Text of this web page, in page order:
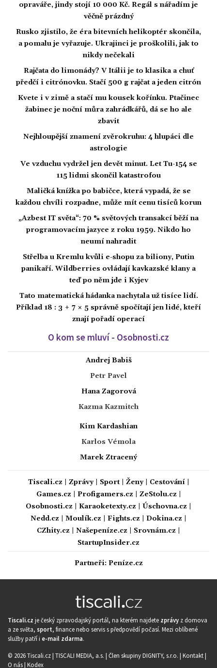
opraváře, jindy stojí 10 000 Kč. Regál s nářadím je
věčně prázdný
Rusko zjistilo, že éra bitevních helikoptér skončila,
a pomalu je vyřazuje. Ukrajinci je proškolili, jak to
nikdy nečekali
Rajčata do limonády? V Itálii je to klasika a chuť
předčí i citrónovku. Stačí 500 g rajčat a jeden citrón
Kvete i v zimě a stačí mu kousek kořínku. Ptačinec
žabinec je noční můra zahrádkářů, dá se ho ale
zbavit
Nejhloupější znamení zvěrokruhu: 4 hlupáci dle
astrologie
Ve vzduchu vydržel jen devět minut. Let Tu-154 se
115 lidmi skončil katastrofou
Maličká knížka po babičce, která vypadá, že se
každou chvíli rozpadne, může mít cenu tisíců korun
„Azbest IT světa“: 70 % světových transakcí běží na
programovacím jazyce z roku 1959. Nikdo ho
neumí nahradit
Střelba u Kremlu kvůli e-shopu za biliony, Putin
panikaří. Wildberries ovládají kavkazské klany a
teď po něm jde i Kyjev
Tato matematická hádanka nachytala už tisíce lidí.
Příklad 18 : 3 + 7 × 5 správně spočítají jen lidé, kteří
znají pořadí operací
O kom se mluví - Osobnosti.cz
Andrej Babiš
Petr Pavel
Hana Zagorová
Kazma Kazmitch
Kim Kardashian
Karlos Vémola
Marek Ztracený
Tiscali.cz Zprávy| Sport| Ženy| Cestování|
Games.cz
Profigamers.cz ZeStolu.cz
Osobnosti.cz
Karaoketexty.cz Úschovna.cz
Nedd.cz
Moulík.cz Fights.cz Dokina.cz
CZhity.cz
Našepeníze.cz Srovnám.cz
StartupInsider.cz
Partneři: Peníze.cz
Tiscali.cz je český zpravodajský portál, na kterém najdete zprávy z domova
a ze světa, sport, finance nebo servis s předpovědí počasí. Mezi oblíbené
služby patří i e-mail zdarma.
© 2026 Tiscali.cz | TISCALI MEDIA, a.s. | Člen skupiny DIGNITY, s.r.o. | Kontakt|
O nás| Kodex